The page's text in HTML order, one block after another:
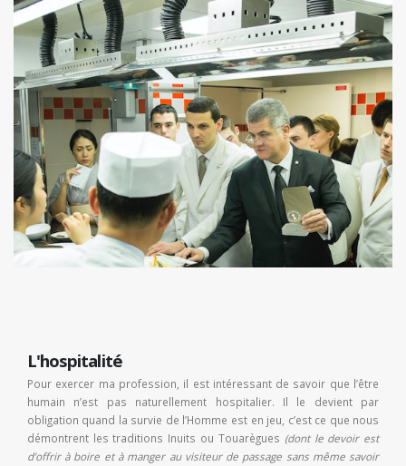
L'hospitalité
Pour exercer ma profession, il est intéressant de savoir que l’être
humain n’est pas naturellement hospitalier. Il le devient par
obligation quand la survie de l’Homme est en jeu, c’est ce que nous
démontrent les traditions Inuits ou Touarègues (dont le devoir est
d’offrir à boire et à manger au visiteur de passage sans même savoir